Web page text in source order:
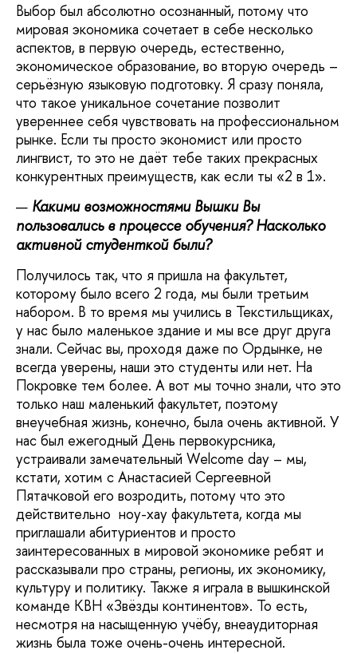
Выбор был абсолютно осознанный, потому что
мировая экономика сочетает в себе несколько
аспектов, в первую очередь, естественно,
экономическое образование, во вторую очередь –
серьёзную языковую подготовку. Я сразу поняла,
что такое уникальное сочетание позволит
увереннее себя чувствовать на профессиональном
рынке. Если ты просто экономист или просто
лингвист, то это не даёт тебе таких прекрасных
конкурентных преимуществ, как если ты «2 в 1».
Какими возможностями Вышки Вы
пользовались в процессе обучения? Насколько
активной студенткой были?
Получилось так, что я пришла на факультет,
которому было всего 2 года, мы были третьим
набором. В то время мы учились в Текстильщиках,
у нас было маленькое здание и мы все друг друга
знали. Сейчас вы, проходя даже по Ордынке, не
всегда уверены, наши это студенты или нет. На
Покровке тем более. А вот мы точно знали, что это
только наш маленький факультет, поэтому
внеучебная жизнь, конечно, была очень активной. У
нас был ежегодный День первокурсника,
устраивали замечательный Welcome day – мы,
кстати, хотим с Анастасией Сергеевной
Пятачковой его возродить, потому что это
действительно ноу-хау факультета, когда мы
приглашали абитуриентов и просто
заинтересованных в мировой экономике ребят и
рассказывали про страны, регионы, их экономику,
культуру и политику. Также я играла в вышкинской
команде КВН «Звёзды континентов». То есть,
несмотря на насыщенную учёбу, внеаудиторная
жизнь была тоже очень-очень интересной.